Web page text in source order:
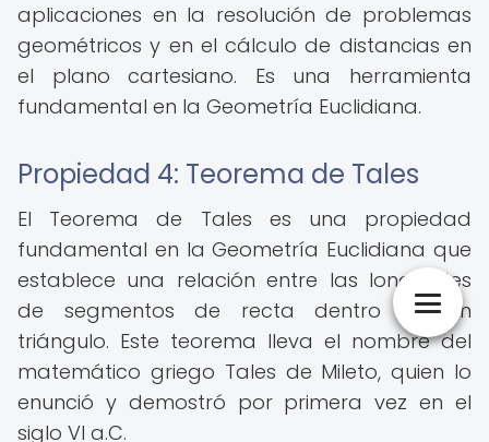
aplicaciones en la resolución de problemas
geométricos y en el cálculo de distancias en
el plano cartesiano. Es una herramienta
fundamental en la Geometría Euclidiana.
Propiedad 4: Teorema de Tales
El Teorema de Tales es una propiedad
fundamental en la Geometría Euclidiana que
establece una relación entre las longitudes
de segmentos de recta dentro de un
triángulo. Este teorema lleva el nombre del
matemático griego Tales de Mileto, quien lo
enunció y demostró por primera vez en el
siglo VI a.C.